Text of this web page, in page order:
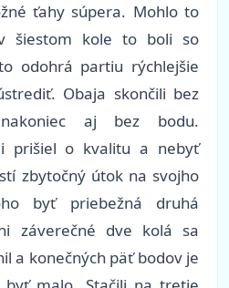
ťahy súpera. Mohlo to
šiestom kole to boli so
odohrá partiu rýchlejšie
Obaja skončili bez
aj bez bodu.
prišiel o kvalitu a nebyť
zbytočný útok na svojho
byť priebežná druhá
záverečné dve kolá sa
a konečných päť bodov je